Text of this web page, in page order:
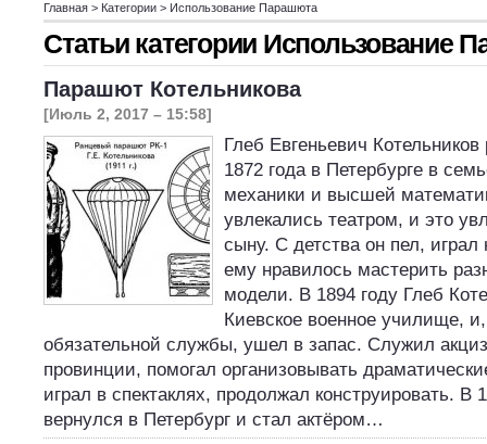
Главная > Категории > Использование Парашюта
Статьи категории Использование
Парашют Котельникова
[Июль 2, 2017 – 15:58]
Глеб Евгеньевич
1872 года в Петербурге в
механики и высшей
увлекались театром, и это
сыну. С детства он пел, играл
ему нравилось мастерить
модели. В 1894 году Глеб
Киевское военное училище,
обязательной службы, ушел в запас. Служил
провинции, помогал организовывать
играл в спектаклях, продолжал конструировать. В
вернулся в Петербург и стал актёром…